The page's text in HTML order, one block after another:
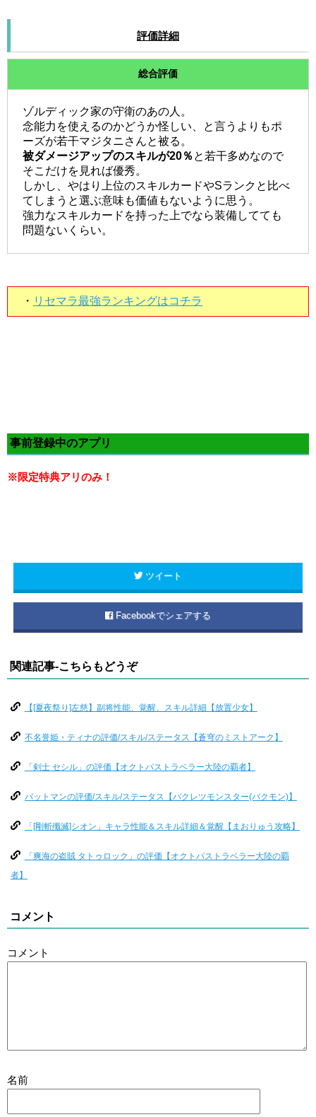
評価詳細
総合評価
ゾルディック家の守衛のあの人。
念能力を使えるのかどうか怪しい、と言うよりもポ
ーズが若干マジタニさんと被る。
被ダメージアップのスキルが20％ と若干多めなので
そこだけを見れば優秀。
しかし、やはり上位のスキルカードやSランクと比べ
てしまうと選ぶ意味も価値もないように思う。
強力なスキルカードを持った上でなら装備してても
問題ないくらい。
・ リセマラ最強ランキングはコチラ
事前登録中のアプリ
※限定特典アリのみ！
ツイート
Facebookでシェアする
関連記事-こちらもどうぞ
【[夏夜祭り]左慈】副将性能、覚醒、スキル詳細【放置少女】
不名誉姫・ティナの評価/スキル/ステータス【蒼穹のミストアーク】
「剣士 セシル」の評価【オクトパストラベラー大陸の覇者】
バットマンの評価/スキル/ステータス【バクレツモンスター(バクモン)】
「[剛斬殲滅]シオン」キャラ性能＆スキル詳細＆覚醒【まおりゅう攻略】
「爽海の盗賊 タトゥロック」の評価【オクトパストラベラー大陸の覇
者】
コメント
コメント
名前